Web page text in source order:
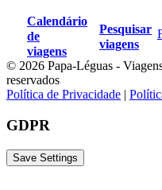
Calendário
de
viagens
Pesquisar
viagens
© 2026 Papa-Léguas -
reservados
Política de Privacidade
GDPR